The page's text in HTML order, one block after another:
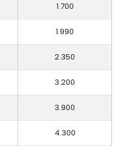
1.700
1.990
2.350
3.200
3.900
4.300